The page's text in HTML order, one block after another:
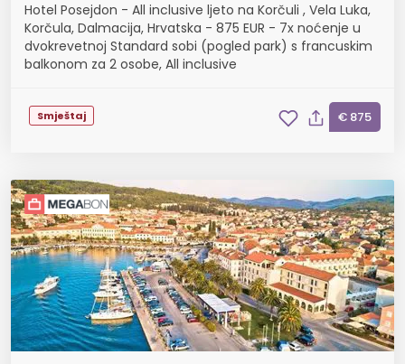
Hotel Posejdon - All inclusive ljeto na Korčuli , Vela Luka,
Korčula, Dalmacija, Hrvatska - 875 EUR - 7x noćenje u
dvokrevetnoj Standard sobi (pogled park) s francuskim
balkonom za 2 osobe, All inclusive
Smještaj € 875